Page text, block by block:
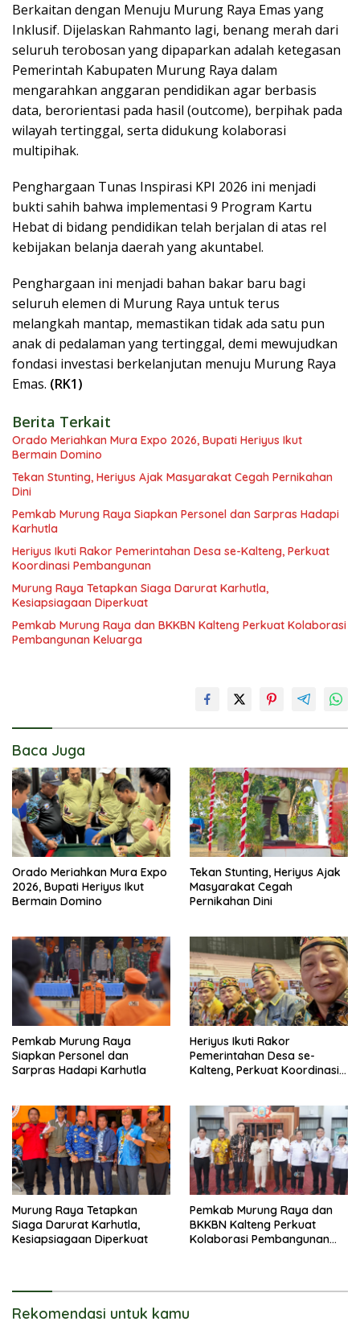
Berkaitan dengan Menuju Murung Raya Emas yang
Inklusif. Dijelaskan Rahmanto lagi, benang merah dari
seluruh terobosan yang dipaparkan adalah ketegasan
Pemerintah Kabupaten Murung Raya dalam
mengarahkan anggaran pendidikan agar berbasis
data, berorientasi pada hasil (outcome), berpihak pada
wilayah tertinggal, serta didukung kolaborasi
multipihak.
Penghargaan Tunas Inspirasi KPI 2026 ini menjadi
bukti sahih bahwa implementasi 9 Program Kartu
Hebat di bidang pendidikan telah berjalan di atas rel
kebijakan belanja daerah yang akuntabel.
Penghargaan ini menjadi bahan bakar baru bagi
seluruh elemen di Murung Raya untuk terus
melangkah mantap, memastikan tidak ada satu pun
anak di pedalaman yang tertinggal, demi mewujudkan
fondasi investasi berkelanjutan menuju Murung Raya
Emas. (RK1)
Berita Terkait
Orado Meriahkan Mura Expo 2026, Bupati Heriyus Ikut
Bermain Domino
Tekan Stunting, Heriyus Ajak Masyarakat Cegah Pernikahan
Dini
Pemkab Murung Raya Siapkan Personel dan Sarpras Hadapi
Karhutla
Heriyus Ikuti Rakor Pemerintahan Desa se-Kalteng, Perkuat
Koordinasi Pembangunan
Murung Raya Tetapkan Siaga Darurat Karhutla,
Kesiapsiagaan Diperkuat
Pemkab Murung Raya dan BKKBN Kalteng Perkuat Kolaborasi
Pembangunan Keluarga
Baca Juga
Orado Meriahkan Mura Expo
2026, Bupati Heriyus Ikut
Bermain Domino
Tekan Stunting, Heriyus Ajak
Masyarakat Cegah
Pernikahan Dini
Pemkab Murung Raya
Siapkan Personel dan
Sarpras Hadapi Karhutla
Heriyus Ikuti Rakor
Pemerintahan Desa se-
Kalteng, Perkuat Koordinasi
Murung Raya Tetapkan
Siaga Darurat Karhutla,
Kesiapsiagaan Diperkuat
Pemkab Murung Raya dan
BKKBN Kalteng Perkuat
Kolaborasi Pembangunan
Rekomendasi untuk kamu